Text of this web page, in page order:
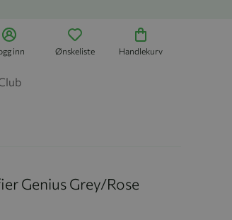
inn Ønskeliste Handlekurv
Genius Grey/Rose